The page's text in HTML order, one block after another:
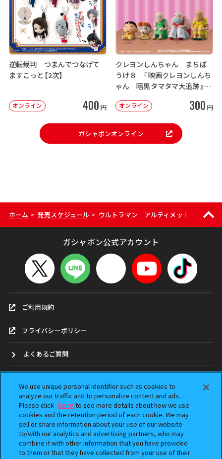
逆転裁判 つまんでつなげて
ますこっと【2次】
オンライン 400 円
クレヨンしんちゃん まちぼ
うけ８ 『映画クレヨンしんち
ゃん 暗黒タマタマ大追跡』【2
オンライン 300 円
ガシャポンオンライン
ホーム > 発売スケジュール > ウルトラマン アルティメットルミナス
ガシャポン公式アカウント
ご利用規約
プライバシーポリシー
よくあるご質問
ガシャポンどこ？
アンケート
ウェブアクセシビリティ方針
We use unique personal identifier such as cookies to
analyze our traffic and to personalize content and ads.
Please click here to see more details about how we use
cookies and the retention period of each cookie. We may
sell or share information about your use of our website
to/with our analytics and advertising partners, who may
combine it with other information that you have provided
to them or that they have collected from your use of their